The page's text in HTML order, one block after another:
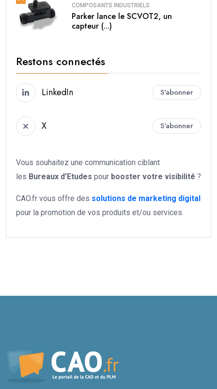
COMPOSANTS INDUSTRIELS
Parker lance le SCVOT2, un
capteur (...)
Restons connectés
LinkedIn S'abonner
X S'abonner
Vous souhaitez une communication ciblant
les Bureaux d’Etudes pour booster votre visibilité ?
CAO.fr vous offre des solutions de marketing digital
pour la promotion de vos produits et/ou services.